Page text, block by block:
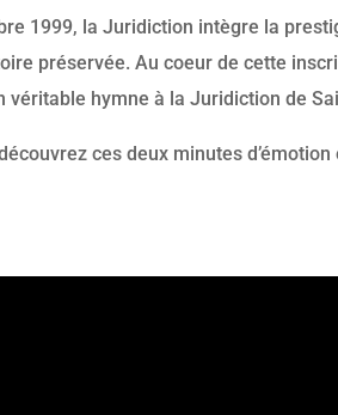
1999, la Juridiction intègre la
préservée. Au coeur de cette
véritable hymne à la Juridiction de
ces deux minutes